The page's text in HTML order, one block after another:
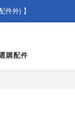
件外) 】
購配件